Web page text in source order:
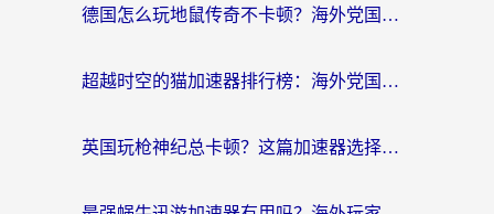
德国怎么玩地鼠传奇不卡顿？海外党国服游戏加速全攻略（含战双EVE实用指南）
超越时空的猫加速器排行榜：海外党国服游戏不卡顿的终极选择指南
英国玩枪神纪总卡顿？这篇加速器选择指南帮你告别延迟（附实测推荐）